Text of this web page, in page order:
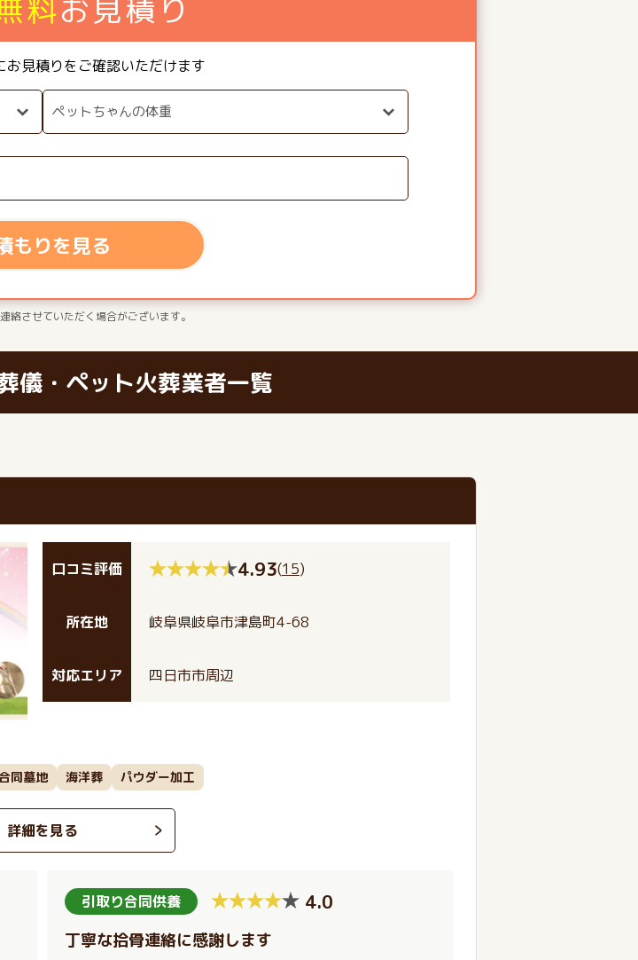
料お見積り
お見積りをご確認いただけます
もりを見る
絡させていただく場合がございます。
儀・ペット火葬業者一覧
口コミ評価 4.93(15)
所在地 岐阜県岐阜市津島町4-68
対応エリア 四日市市周辺
合同墓地 海洋葬 パウダー加工
詳細を見る
引取り合同供養 4.0
丁寧な拾骨連絡に感謝します